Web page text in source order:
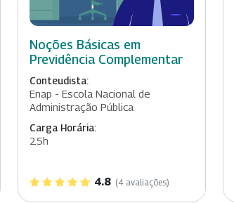
Noções Básicas em
Previdência Complementar
Conteudista:
Enap - Escola Nacional de
Administração Pública
Carga Horária:
25h
4.8 (4 avaliações)